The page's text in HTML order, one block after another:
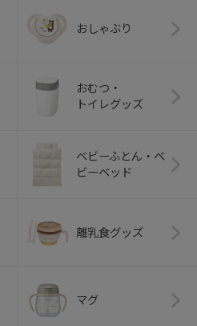
おしゃぶり
おむつ・
トイレグッズ
ベビーふとん・ベ
ビーベッド
離乳食グッズ
マグ